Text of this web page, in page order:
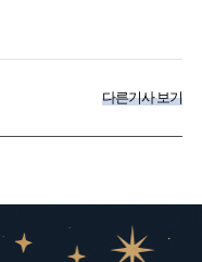
다른기사 보기